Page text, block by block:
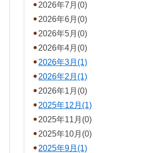
2026年7月(0)
2026年6月(0)
2026年5月(0)
2026年4月(0)
2026年3月(1)
2026年2月(1)
2026年1月(0)
2025年12月(1)
2025年11月(0)
2025年10月(0)
2025年9月(1)